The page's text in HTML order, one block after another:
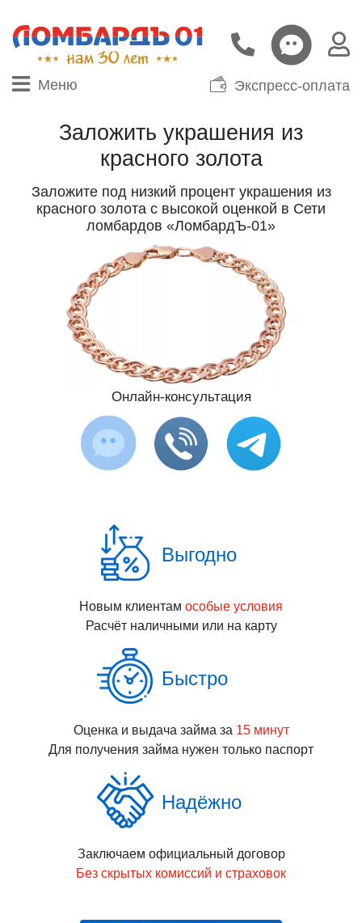
Меню Экспресс-оплата
Заложить украшения из
красного золота
Заложите под низкий процент украшения из
красного золота с высокой оценкой в Сети
ломбардов «ЛомбардЪ-01»
Онлайн-консультация
Выгодно
Новым клиентам особые условия
Расчёт наличными или на карту
Быстро
Оценка и выдача займа за 15 минут
Для получения займа нужен только паспорт
Надёжно
Заключаем официальный договор
Без скрытых комиссий и страховок